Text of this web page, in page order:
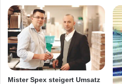
Mister Spex steigert Umsatz